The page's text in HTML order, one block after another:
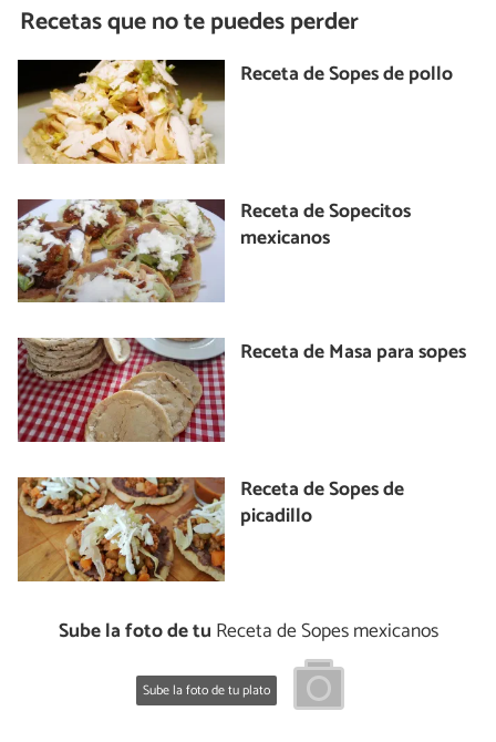
Recetas que no te puedes perder
Receta de Sopes de pollo
Receta de Sopecitos
mexicanos
Receta de Masa para sopes
Receta de Sopes de
picadillo
Sube la foto de tu Receta de Sopes mexicanos
Sube la foto de tu plato